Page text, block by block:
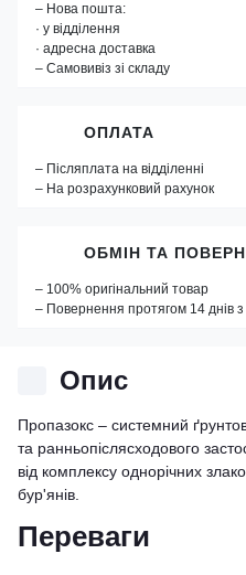
Опис
Пропазокс – системний
та ранньопіслясходового
від комплексу однорічних
бур'янів
Переваги
– Нова пошта:
· у відділення
· адресна доставка
– Самовивіз зі складу
ОПЛАТА
– Післяплата на відділенні
– На розрахунковий рахунок
ОБМІН ТА
– 100% оригінальний товар
– Повернення протягом 14 днів